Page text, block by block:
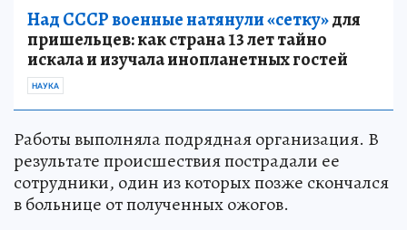
Над СССР военные натянули «сетку»для
пришельцев: как страна 13 лет тайно
искала и изучала инопланетных гостей
НАУКА
Работы выполняла подрядная организация. В
результате происшествия пострадали ее
сотрудники, один из которых позже скончался
в больнице от полученных ожогов.